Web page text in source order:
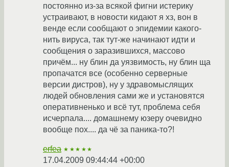
постоянно из-за всякой фигни истерику
устраивают, в новости кидают я хз, вон в
венде если сообщают о эпидемии какого-
нить вируса, так тут-же начинают идти и
сообщения о заразившихся, массово
причём... ну блин да уязвимость, ну блин ща
пропачатся все (особенно серверные
версии дистров), ну у здравомыслящих
людей обновления сами же и установятся
оперативненько и всё тут, проблема себя
исчерпала.... домашнему юзеру очевидно
вообще пох.... да чё за паника-то?!
erfea ★★★★★
17.04.2009 09:44:44 +00:00